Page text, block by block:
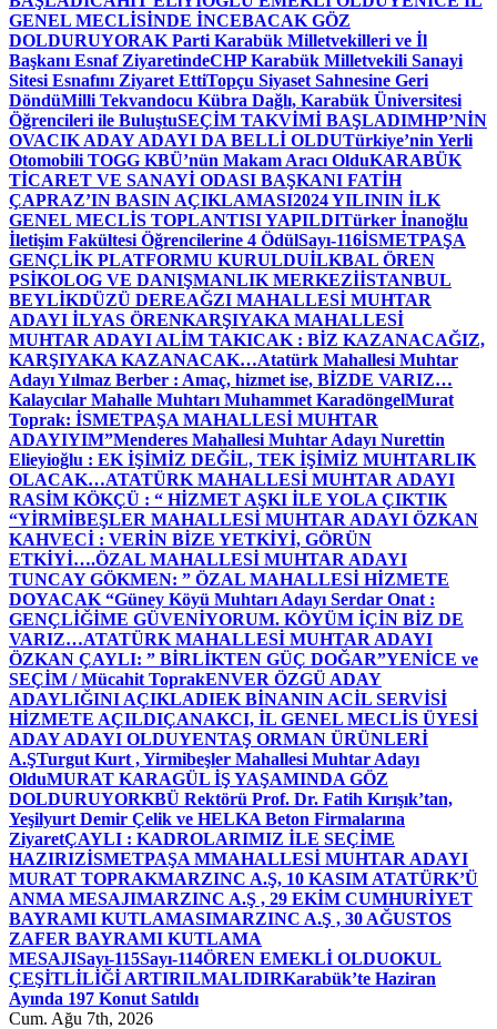
GENEL MECLİSİNDE İNCEBACAK GÖZ
DOLDURUYORAK Parti Karabük Milletvekilleri ve İl
Başkanı Esnaf ZiyaretindeCHP Karabük Milletvekili Sanayi
Sitesi Esnafını Ziyaret EttiTopçu Siyaset Sahnesine Geri
DöndüMilli Tekvandocu Kübra Dağlı, Karabük Üniversitesi
Öğrencileri ile BuluştuSEÇİM TAKVİMİ BAŞLADIMHP’NİN
OVACIK ADAY ADAYI DA BELLİ OLDUTürkiye’nin Yerli
Otomobili TOGG KBÜ’nün Makam Aracı OlduKARABÜK
TİCARET VE SANAYİ ODASI BAŞKANI FATİH
ÇAPRAZ’IN BASIN AÇIKLAMASI2024 YILININ İLK
GENEL MECLİS TOPLANTISI YAPILDITürker İnanoğlu
İletişim Fakültesi Öğrencilerine 4 ÖdülSayı-116İSMETPAŞA
GENÇLİK PLATFORMU KURULDUİLKBAL ÖREN
PSİKOLOG VE DANIŞMANLIK MERKEZİİSTANBUL
BEYLİKDÜZÜ DEREAĞZI MAHALLESİ MUHTAR
ADAYI İLYAS ÖRENKARŞIYAKA MAHALLESİ
MUHTAR ADAYI ALİM TAKICAK : BİZ KAZANACAĞIZ,
KARŞIYAKA KAZANACAK…Atatürk Mahallesi Muhtar
Adayı Yılmaz Berber : Amaç, hizmet ise, BİZDE VARIZ…
Kalaycılar Mahalle Muhtarı Muhammet KaradöngelMurat
Toprak: İSMETPAŞA MAHALLESİ MUHTAR
ADAYIYIM”Menderes Mahallesi Muhtar Adayı Nurettin
Elieyioğlu : EK İŞİMİZ DEĞİL, TEK İŞİMİZ MUHTARLIK
OLACAK…ATATÜRK MAHALLESİ MUHTAR ADAYI
RASİM KÖKÇÜ : “ HİZMET AŞKI İLE YOLA ÇIKTIK
“YİRMİBEŞLER MAHALLESİ MUHTAR ADAYI ÖZKAN
KAHVECİ : VERİN BİZE YETKİYİ, GÖRÜN
ETKİYİ….ÖZAL MAHALLESİ MUHTAR ADAYI
TUNCAY GÖKMEN: ” ÖZAL MAHALLESİ HİZMETE
DOYACAK “Güney Köyü Muhtarı Adayı Serdar Onat :
GENÇLİĞİME GÜVENİYORUM. KÖYÜM İÇİN BİZ DE
VARIZ…ATATÜRK MAHALLESİ MUHTAR ADAYI
ÖZKAN ÇAYLI: ” BİRLİKTEN GÜÇ DOĞAR”YENİCE ve
SEÇİM / Mücahit ToprakENVER ÖZGÜ ADAY
ADAYLIĞINI AÇIKLADIEK BİNANIN ACİL SERVİSİ
HİZMETE AÇILDIÇANAKCI, İL GENEL MECLİS ÜYESİ
ADAY ADAYI OLDUYENTAŞ ORMAN ÜRÜNLERİ
A.ŞTurgut Kurt , Yirmibeşler Mahallesi Muhtar Adayı
OlduMURAT KARAGÜL İŞ YAŞAMINDA GÖZ
DOLDURUYORKBÜ Rektörü Prof. Dr. Fatih Kırışık’tan,
Yeşilyurt Demir Çelik ve HELKA Beton Firmalarına
ZiyaretÇAYLI : KADROLARIMIZ İLE SEÇİME
HAZIRIZİSMETPAŞA MMAHALLESİ MUHTAR ADAYI
MURAT TOPRAKMARZINC A.Ş, 10 KASIM ATATÜRK’Ü
ANMA MESAJIMARZINC A.Ş , 29 EKİM CUMHURİYET
BAYRAMI KUTLAMASIMARZINC A.Ş , 30 AĞUSTOS
ZAFER BAYRAMI KUTLAMA
MESAJISayı-115Sayı-114ÖREN EMEKLİ OLDUOKUL
ÇEŞİTLİLİĞİ ARTIRILMALIDIRKarabük’te Haziran
Ayında 197 Konut Satıldı
Cum. Ağu 7th, 2026